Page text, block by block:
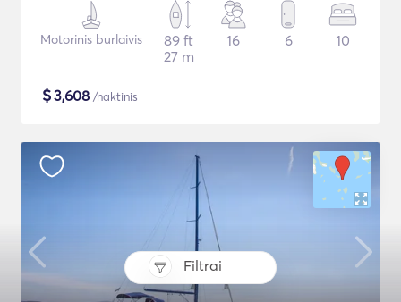
Filtrai
Motorinis burlaivis
89 ft
27 m
16 6 10
$3,608 /naktinis